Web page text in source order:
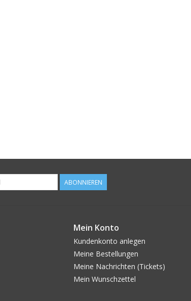
ABONNIEREN
Mein Konto
Kundenkonto anlegen
Meine Bestellungen
Meine Nachrichten (Tickets)
Mein Wunschzettel